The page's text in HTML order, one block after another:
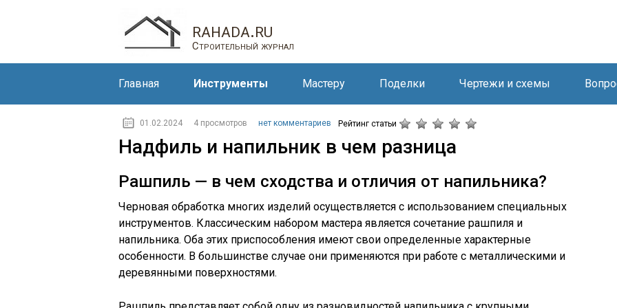
rahada.ru
Строительный журнал
Главная Инструменты Мастеру Поделки Чертежи и схемы
01.02.2024 4 просмотров нет комментариев Рейтинг статьи
Надфиль и напильник в чем разница
Рашпиль — в чем сходства и отличия от напильника?
Черновая обработка многих изделий осуществляется с использованием специальных
инструментов. Классическим набором мастера является сочетание рашпиля и
напильника. Оба этих приспособления имеют свои определенные характерные
особенности. В большинстве случае они применяются при работе с металлическими и
деревянными поверхностями.